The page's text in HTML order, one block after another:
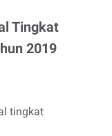
Tingkat
2019
tingkat